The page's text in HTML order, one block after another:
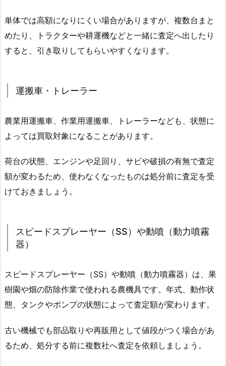
単体では高額になりにくい場合がありますが、複数台まと
めたり、トラクターや耕運機などと一緒に査定へ出したり
すると、引き取りしてもらいやすくなります。
運搬車・トレーラー
農業用運搬車、作業用運搬車、トレーラーなども、状態に
よっては買取対象になることがあります。
荷台の状態、エンジンや足回り、サビや破損の有無で査定
額が変わるため、使わなくなったものは処分前に査定を受
けておきましょう。
スピードスプレーヤー（SS）や動噴（動力噴霧
器）
スピードスプレーヤー（SS）や動噴（動力噴霧器）は、果
樹園や畑の防除作業で使われる農機具です。年式、動作状
態、タンクやポンプの状態によって査定額が変わります。
古い機械でも部品取りや再販用として値段がつく場合があ
るため、処分する前に複数社へ査定を依頼しましょう。